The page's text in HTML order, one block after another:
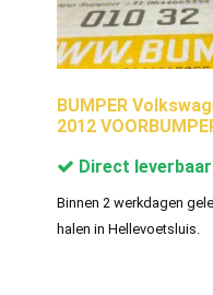
BUMPER
2012
Direct leverbaar
Binnen 2 werkdagen
halen in Hellevoetsluis.